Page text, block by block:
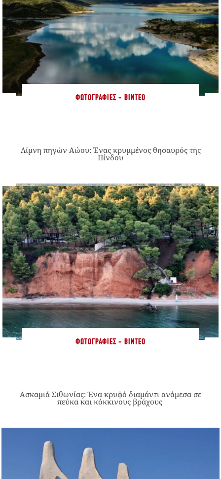
ΦΩΤΟΓΡΑΦΊΕΣ - ΒΊΝΤΕΟ
Λίμνη πηγών Αώου: Ένας κρυμμένος θησαυρός της
Πίνδου
ΦΩΤΟΓΡΑΦΊΕΣ - ΒΊΝΤΕΟ
Ασκαμιά Σιθωνίας: Ένα κρυφό διαμάντι ανάμεσα σε
πεύκα και κόκκινους βράχους